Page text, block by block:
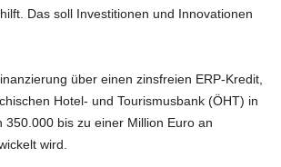
Das soll Investitionen und Innovationen
über einen zinsfreien ERP-Kredit,
Hotel- und Tourismusbank (ÖHT) in
350.000 bis zu einer Million Euro an
wird.